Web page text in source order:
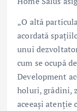
„O altă
acordată
unui
cum se ocupă
Development
holuri, grădini,
aceeași atenție